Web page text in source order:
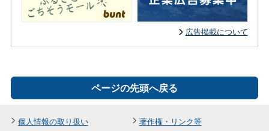
広告掲載について
ページの先頭へ戻る
個人情報の取り扱い 著作権・リンク等